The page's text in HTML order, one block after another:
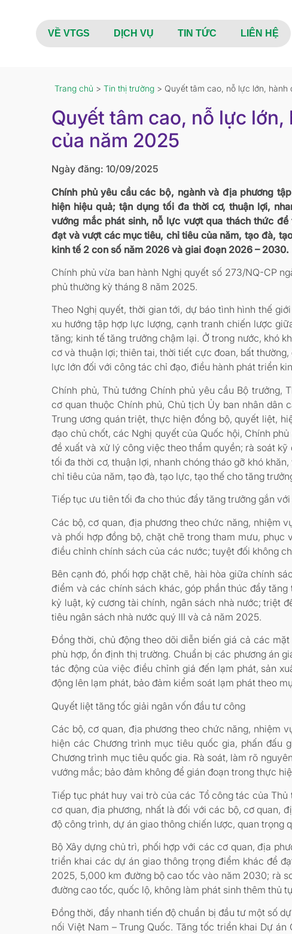
VỀ VTGS DỊCH VỤ TIN TỨC LIÊN HỆ
Trang chủ >Tin thị trường > Quyết tâm cao, nỗ lực lớn,
Quyết tâm cao, nỗ lực
của năm 2025
Ngày đăng: 10/09/2025
Chính phủ yêu cầu các bộ, ngành và địa phương
hiện hiệu quả; tận dụng tối đa thời cơ, thuận lợi,
vướng mắc phát sinh, nỗ lực vượt qua thách thức
đạt và vượt các mục tiêu, chỉ tiêu của năm, tạo đà,
kinh tế 2 con số năm 2026 và giai đoạn 2026 – 2030.
Chính phủ vừa ban hành Nghị quyết số 273/NQ-CP
phủ thường kỳ tháng 8 năm 2025.
Theo Nghị quyết, thời gian tới, dự báo tình hình thế
xu hướng tập hợp lực lượng, cạnh tranh chiến lược
tăng; kinh tế tăng trưởng chậm lại. Ở trong nước, khó
cơ và thuận lợi; thiên tai, thời tiết cực đoan, bất
lực lớn đối với công tác chỉ đạo, điều hành phát triển
Chính phủ, Thủ tướng Chính phủ yêu cầu Bộ trưởng,
cơ quan thuộc Chính phủ, Chủ tịch Ủy ban nhân dân
Trung ương quán triệt, thực hiện đồng bộ, quyết liệt,
đạo chủ chốt, các Nghị quyết của Quốc hội, Chính
đề xuất và xử lý công việc theo thẩm quyền; rà soát
tối đa thời cơ, thuận lợi, nhanh chóng tháo gỡ khó
chỉ tiêu của năm, tạo đà, tạo lực, tạo thế cho tăng
Tiếp tục ưu tiên tối đa cho thúc đẩy tăng trưởng gắn
Các bộ, cơ quan, địa phương theo chức năng, nhiệm
và phối hợp đồng bộ, chặt chẽ trong tham mưu, phục
điều chỉnh chính sách của các nước; tuyệt đối không
Bên cạnh đó, phối hợp chặt chẽ, hài hòa giữa chính
điểm và các chính sách khác, góp phần thúc đẩy
kỷ luật, kỷ cương tài chính, ngân sách nhà nước; triệt
tiêu ngân sách nhà nước quý III và cả năm 2025.
Đồng thời, chủ động theo dõi diễn biến giá cả các
phù hợp, ổn định thị trường. Chuẩn bị các phương án
tác động của việc điều chỉnh giá đến lạm phát, sản
động lên lạm phát, bảo đảm kiểm soát lạm phát theo
Quyết liệt tăng tốc giải ngân vốn đầu tư công
Các bộ, cơ quan, địa phương theo chức năng, nhiệm
hiện các Chương trình mục tiêu quốc gia, phấn đấu
Chương trình mục tiêu quốc gia. Rà soát, làm rõ
vướng mắc; bảo đảm không để gián đoạn trong thực
Tiếp tục phát huy vai trò của các Tổ công tác của
cơ quan, địa phương, nhất là đối với các bộ, cơ quan,
độ công trình, dự án giao thông chiến lược, quan
Bộ Xây dựng chủ trì, phối hợp với các cơ quan, địa
triển khai các dự án giao thông trọng điểm khác để
2025, 5,000 km đường bộ cao tốc vào năm 2030; rà
đường cao tốc, quốc lộ, không làm phát sinh thêm thủ
Đồng thời, đẩy nhanh tiến độ chuẩn bị đầu tư một số
nối Việt Nam – Trung Quốc. Tăng tốc triển khai Dự